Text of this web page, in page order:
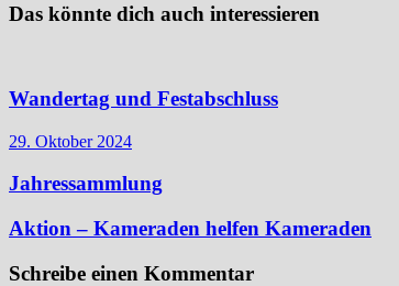
Das könnte dich auch interessieren
Wandertag und Festabschluss
29. Oktober 2024
Jahressammlung
Aktion – Kameraden helfen Kameraden
Schreibe einen Kommentar